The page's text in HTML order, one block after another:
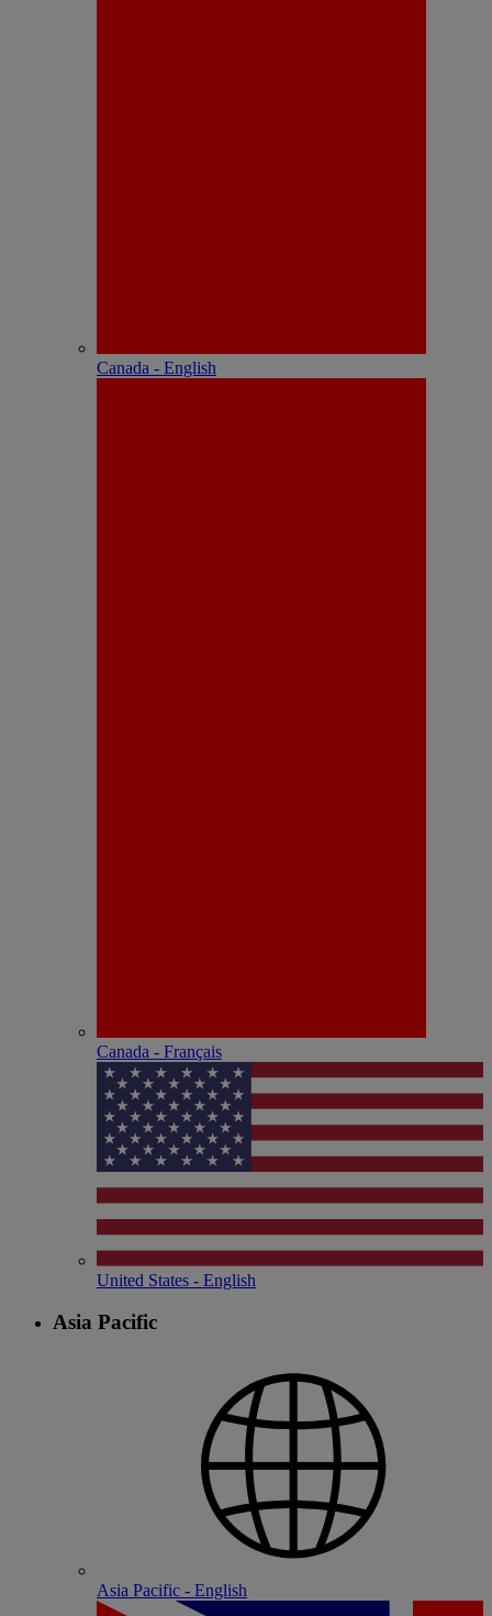
Canada - English
Canada - Français
United States - English
Asia Pacific
Asia Pacific - English